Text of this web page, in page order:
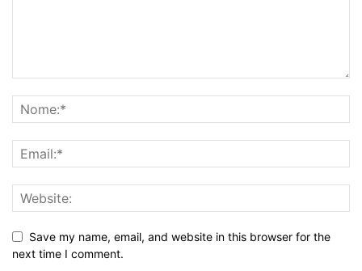
Save my name, email, and website in this browser for the
next time I comment.